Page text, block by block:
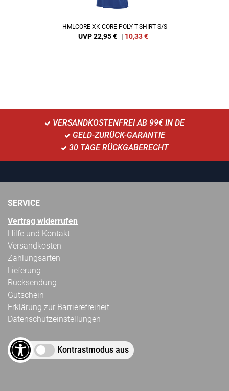
HMLCORE XK CORE POLY T-SHIRT S/S
UVP 22,95 € | 10,33€
VERSANDKOSTENFREI AB 99€ IN DE
GELD-ZURÜCK-GARANTIE
30 TAGE RÜCKGABERECHT
SERVICE
Vertrag widerrufen
Hilfe und Kontakt
Versandkosten
Zahlungsarten
Lieferung
Rücksendung
Gutschein
Erklärung zur Barrierefreiheit
Datenschutzeinstellungen
Kontrastmodus aus